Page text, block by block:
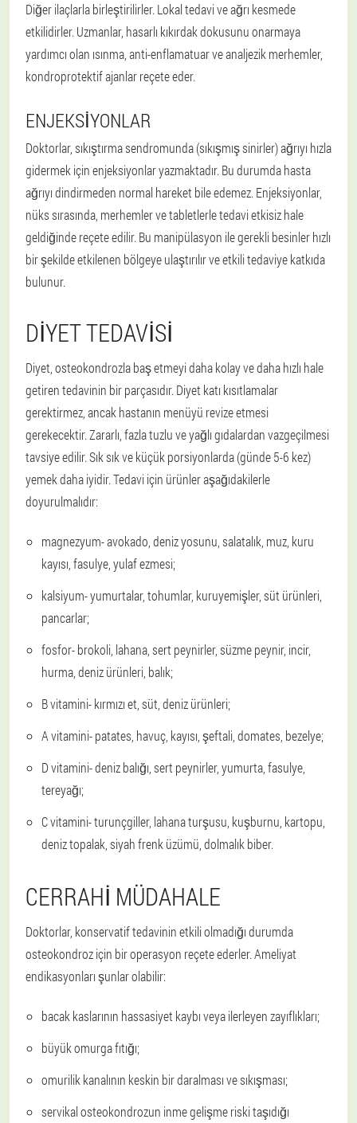
Diğer ilaçlarla birleştirilirler. Lokal tedavi ve ağrı kesmede
etkilidirler. Uzmanlar, hasarlı kıkırdak dokusunu onarmaya
yardımcı olan ısınma, anti-enflamatuar ve analjezik merhemler,
kondroprotektif ajanlar reçete eder.
ENJEKSIYONLAR
Doktorlar, sıkıştırma sendromunda (sıkışmış sinirler) ağrıyı hızla
gidermek için enjeksiyonlar yazmaktadır. Bu durumda hasta
ağrıyı dindirmeden normal hareket bile edemez. Enjeksiyonlar,
nüks sırasında, merhemler ve tabletlerle tedavi etkisiz hale
geldiğinde reçete edilir. Bu manipülasyon ile gerekli besinler hızlı
bir şekilde etkilenen bölgeye ulaştırılır ve etkili tedaviye katkıda
bulunur.
DIYET TEDAVISI
Diyet, osteokondrozla baş etmeyi daha kolay ve daha hızlı hale
getiren tedavinin bir parçasıdır. Diyet katı kısıtlamalar
gerektirmez, ancak hastanın menüyü revize etmesi
gerekecektir. Zararlı, fazla tuzlu ve yağlı gıdalardan vazgeçilmesi
tavsiye edilir. Sık sık ve küçük porsiyonlarda (günde 5-6 kez)
yemek daha iyidir. Tedavi için ürünler aşağıdakilerle
doyurulmalıdır:
magnezyum- avokado, deniz yosunu, salatalık, muz, kuru
kayısı, fasulye, yulaf ezmesi;
kalsiyum- yumurtalar, tohumlar, kuruyemişler, süt ürünleri,
pancarlar;
fosfor- brokoli, lahana, sert peynirler, süzme peynir, incir,
hurma, deniz ürünleri, balık;
B vitamini- kırmızı et, süt, deniz ürünleri;
A vitamini- patates, havuç, kayısı, şeftali, domates, bezelye;
D vitamini- deniz balığı, sert peynirler, yumurta, fasulye,
tereyağı;
C vitamini- turunçgiller, lahana turşusu, kuşburnu, kartopu,
deniz topalak, siyah frenk üzümü, dolmalık biber.
CERRAHI MÜDAHALE
Doktorlar, konservatif tedavinin etkili olmadığı durumda
osteokondroz için bir operasyon reçete ederler. Ameliyat
endikasyonları şunlar olabilir:
bacak kaslarının hassasiyet kaybı veya ilerleyen zayıflıkları;
büyük omurga fıtığı;
omurilik kanalının keskin bir daralması ve sıkışması;
servikal osteokondrozun inme gelişme riski taşıdığı